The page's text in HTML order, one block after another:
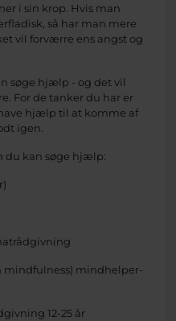
i sin krop. Hvis man
så har man mere
vil forværre ens angst og
søge hjælp - og det vil
For de tanker du har er
hjælp til at komme af
igen.
du kan søge hjælp:
mindfulness) mindhelper-
12-25 år